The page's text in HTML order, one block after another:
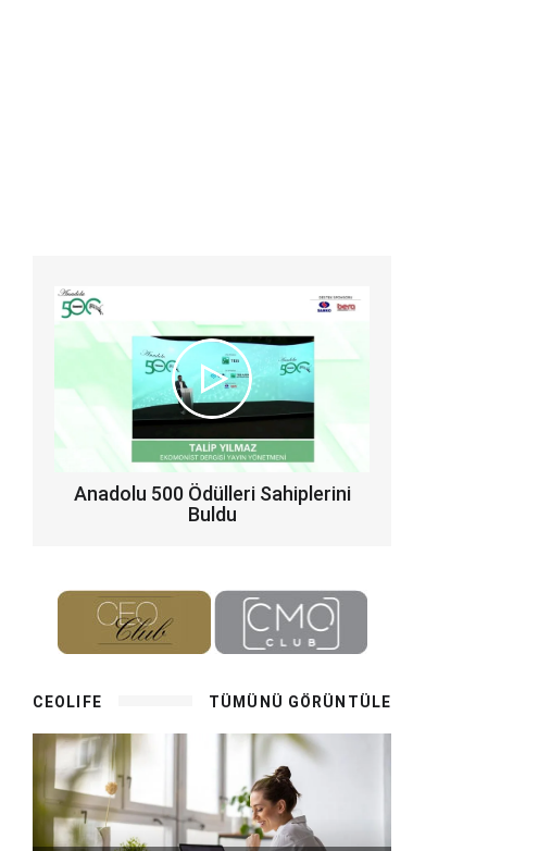
Anadolu 500 Ödülleri Sahiplerini
Buldu
CEOLIFE TÜMÜNÜ GÖRÜNTÜLE